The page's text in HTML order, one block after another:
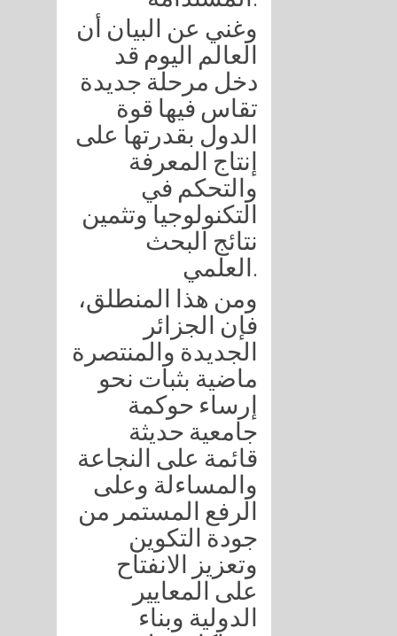
وغني عن البيان أن
العالم اليوم قد
دخل مرحلة جديدة
تقاس فيها قوة
الدول بقدرتها على
إنتاج المعرفة
والتحكم في
التكنولوجيا وتثمين
نتائج البحث
العلمي.
ومن هذا المنطلق،
فإن الجزائر
الجديدة والمنتصرة
ماضية بثبات نحو
إرساء حوكمة
جامعية حديثة
قائمة على النجاعة
والمساءلة وعلى
الرفع المستمر من
جودة التكوين
وتعزيز الانفتاح
على المعايير
الدولية وبناء